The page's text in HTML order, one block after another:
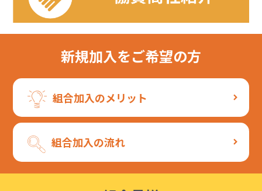
新規加入をご希望の方
組合加入のメリット
組合加入の流れ